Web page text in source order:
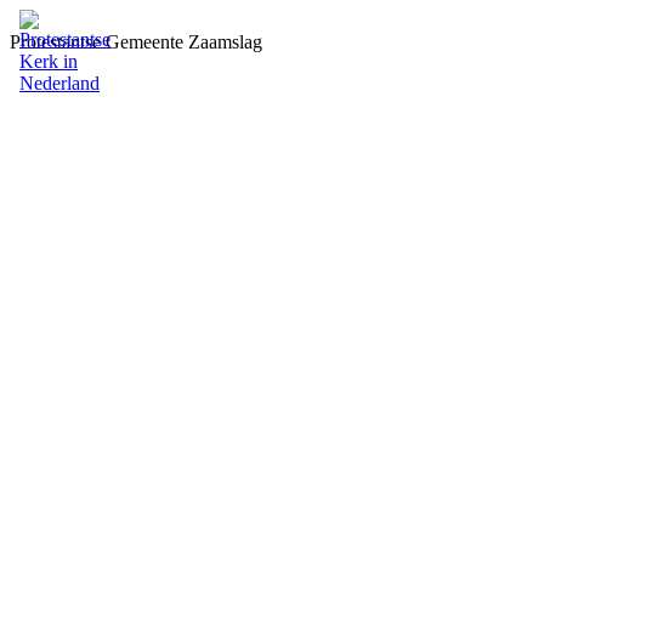
Protestantse Gemeente Zaamslag